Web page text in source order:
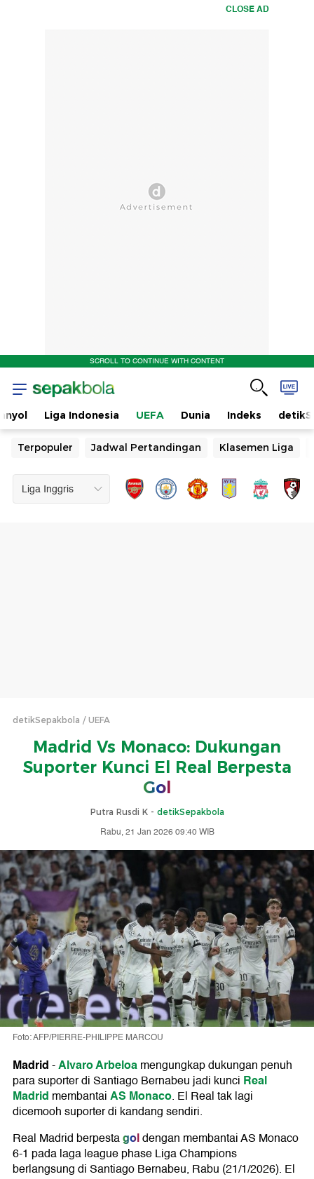
CLOSE AD
SCROLL TO CONTINUE WITH CONTENT
Liga Indonesia UEFA Dunia Indeks
Terpopuler Jadwal Pertandingan Klasemen Liga
detikSepakbola UEFA
Madrid Vs Monaco: Dukungan
Suporter Kunci El Real Berpesta
Gol
Putra Rusdi K - detikSepakbola
Rabu, 21 Jan 2026 09:40 WIB
Foto: AFP/PIERRE-PHILIPPE MARCOU
Madrid-Alvaro Arbeloamengungkap dukungan penuh
para suporter di Santiago Bernabeu jadi kunci Real
Madrid membantaiAS Monaco. El Real tak lagi
dicemooh suporter di kandang sendiri.
Real Madrid berpestagoldengan membantai AS Monaco
6-1 pada laga league phase Liga Champions
berlangsung di Santiago Bernabeu, Rabu (21/1/2026). El